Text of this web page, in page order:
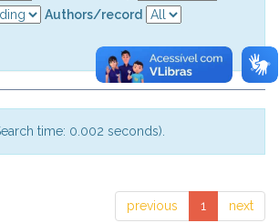
Authors/record
time: 0.002 seconds).
previous 1 next